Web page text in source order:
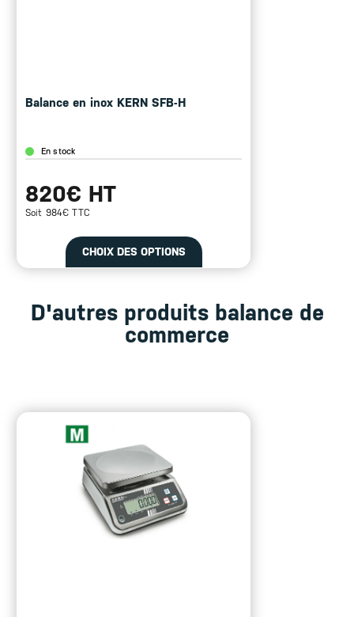
Balance en inox KERN SFB-H
En stock
820€ HT
Soit 984€ TTC
CHOIX DES OPTIONS
D'autres produits balance de
commerce